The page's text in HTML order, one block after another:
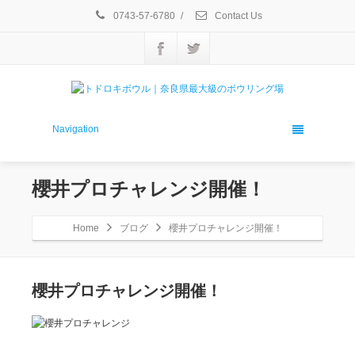
0743-57-6780 / Contact Us
Navigation
櫻井プロチャレンジ開催！
Home ブログ 櫻井プロチャレンジ開催！
櫻井プロチャレンジ開催！